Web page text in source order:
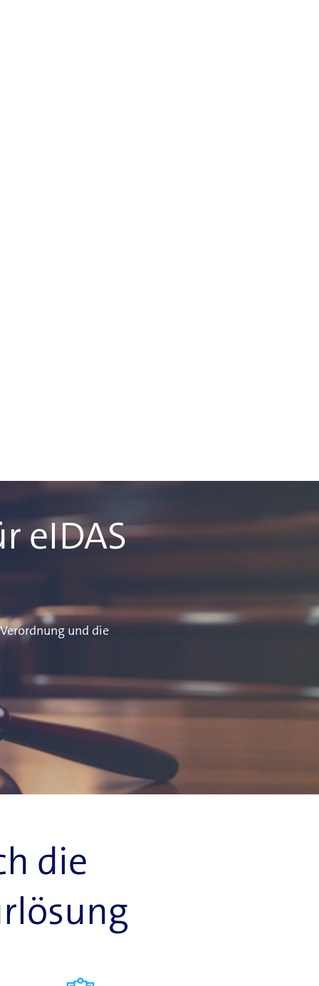
eIDAS
und die
die